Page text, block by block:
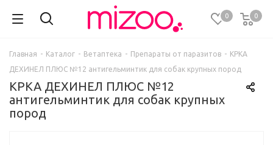
0 0
Главная - Каталог - Ветаптека - Препараты от паразитов - КРКА
ДЕХИНЕЛ ПЛЮС №12 антигельминтик для собак крупных пород
КРКА ДЕХИНЕЛ ПЛЮС №12
антигельминтик для собак крупных
пород